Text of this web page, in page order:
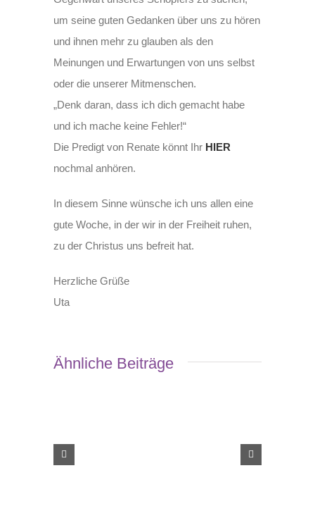
um seine guten Gedanken über uns zu hören
und ihnen mehr zu glauben als den
Meinungen und Erwartungen von uns selbst
oder die unserer Mitmenschen.
„Denk daran, dass ich dich gemacht habe
und ich mache keine Fehler!“
Die Predigt von Renate könnt Ihr HIER
nochmal anhören.
In diesem Sinne wünsche ich uns allen eine
gute Woche, in der wir in der Freiheit ruhen,
zu der Christus uns befreit hat.
Herzliche Grüße
Uta
Ähnliche Beiträge